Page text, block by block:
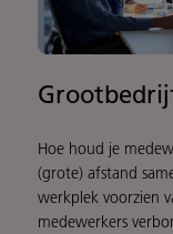
Hoe houd je
(grote) afstand
werkplek voorzien
medewerkers